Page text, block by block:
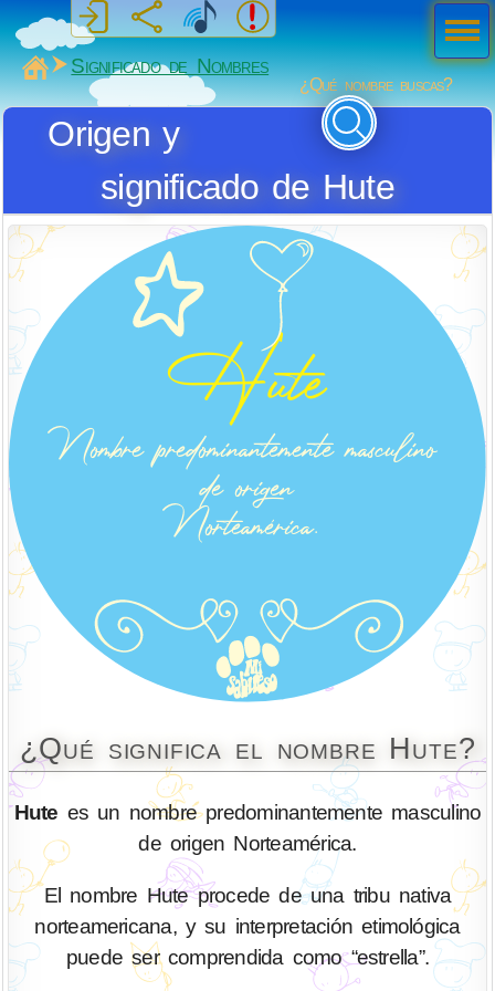
MiSabueso
Significado de Nombres
¿Qué nombre buscas?
Origen y
significado de Hute
¿Qué significa el nombre Hute?
Hute es un nombre predominantemente masculino
de origen Norteamérica.
El nombre Hute procede de una tribu nativa
norteamericana, y su interpretación etimológica
puede ser comprendida como “estrella”.
Men
ú